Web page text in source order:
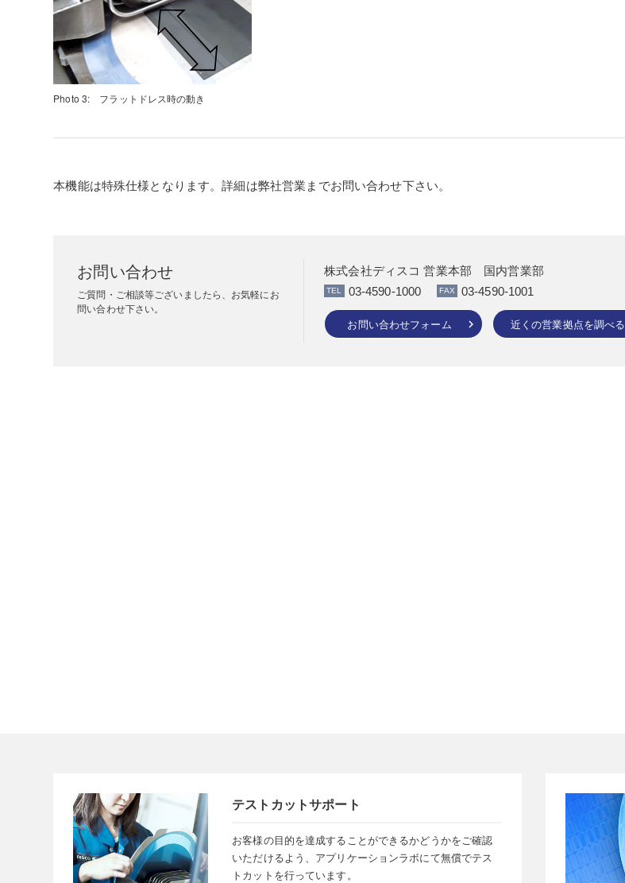
Photo 3: フラットドレス時の動き
本機能は特殊仕様となります。詳細は弊社営業までお問い合わせ下さい。
お問い合わせ
ご質問・ご相談等ございましたら、お気軽にお
問い合わせ下さい。
株式会社ディスコ 営業本部 国内営業部
03-4590-1000 03-4590-1001
お問い合わせフォーム 近くの営業拠点を調べる
テストカットサポート
お客様の目的を達成することができるかどうかをご確認
いただけるよう、アプリケーションラボにて無償でテス
トカットを行っています。